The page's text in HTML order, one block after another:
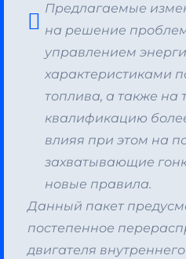
Предлагаемые
на решение
управлением
характеристиками
топлива, а также на
квалификацию
влияя при этом на
захватывающие
новые правила.
Данный пакет
постепенное
двигателя